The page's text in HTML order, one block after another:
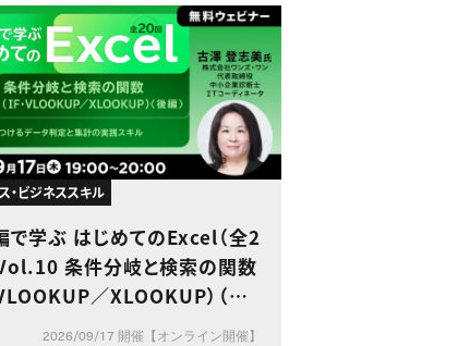
・ビジネススキル
で学ぶ はじめてのExcel（全2
条件分岐と検索の関数
VLOOKUP／XLOOKUP）（後
演習で身につけるデータ判定
2026/09/17 開催【オンライン開催】